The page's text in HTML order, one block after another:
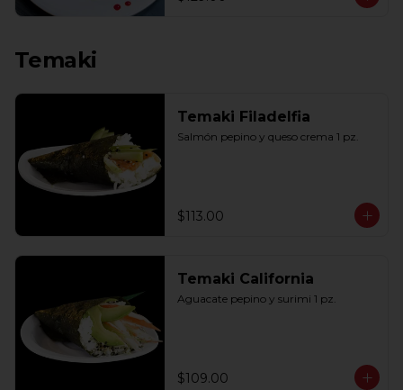
Temaki
Temaki Filadelfia
Salmón pepino y queso crema 1 pz.
$113.00
Temaki California
Aguacate pepino y surimi 1 pz.
$109.00